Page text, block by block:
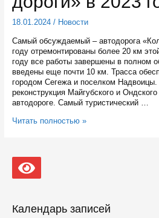
18.01.2024/ Новости
Самый обсуждаемый – автодорога
году отремонтированы более 20 км
году все работы завершены в полном
введены еще почти 10 км. Трасса
городом Сегежа и поселком
реконструкция Майгубского и
автодороге. Самый туристический …
Минтранс
объектов
нацпроекта
в
Читать полностью »
Календарь записей